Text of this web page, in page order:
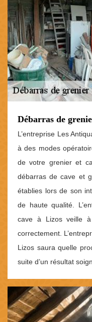
Débarras de
L’entreprise Les
à des modes
de votre grenier et
débarras de cave et
établies lors de son
de haute qualité.
cave à Lizos veille
correctement.
Lizos saura quelle
suite d’un résultat